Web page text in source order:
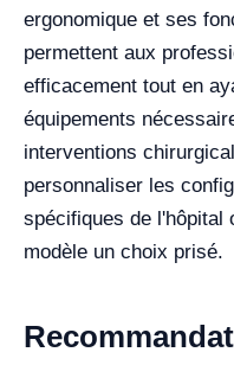
ergonomique et ses
permettent aux
efficacement tout en
équipements
interventions
personnaliser les
spécifiques de l'hôpital
modèle un choix prisé.